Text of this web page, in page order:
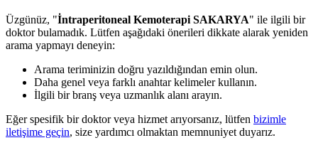
Üzgünüz, "İntraperitoneal Kemoterapi SAKARYA" ile ilgili bir
doktor bulamadık. Lütfen aşağıdaki önerileri dikkate alarak yeniden
arama yapmayı deneyin:
Arama teriminizin doğru yazıldığından emin olun.
Daha genel veya farklı anahtar kelimeler kullanın.
İlgili bir branş veya uzmanlık alanı arayın.
Eğer spesifik bir doktor veya hizmet arıyorsanız, lütfen bizimle
iletişime geçin, size yardımcı olmaktan memnuniyet duyarız.